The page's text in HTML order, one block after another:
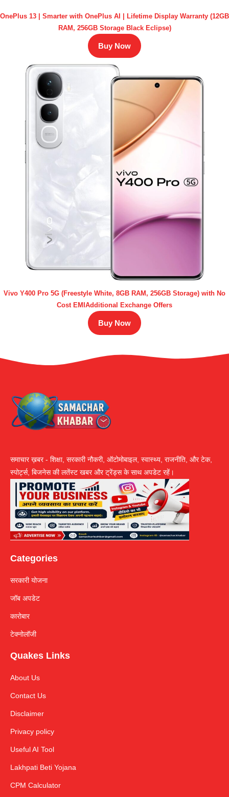
OnePlus 13 | Smarter with OnePlus AI | Lifetime Display Warranty (12GB
RAM, 256GB Storage Black Eclipse)
Buy Now
Vivo Y400 Pro 5G (Freestyle White, 8GB RAM, 256GB Storage) with No
Cost EMIAdditional Exchange Offers
Buy Now
समाचार ख़बर - शिक्षा, सरकारी नौकरी, ऑटोमोबाइल, स्वास्थ्य, राजनीति, और टेक,
स्पोर्ट्स, बिजनेस की लतेंस्ट खबर और ट्रेंड्स के साथ अपडेट रहें।
Categories
सरकारी योजना
जॉब अपडेट
कारोबार
टेक्नोलॉजी
Quakes Links
About Us
Contact Us
Disclaimer
Privacy policy
Useful AI Tool
Lakhpati Beti Yojana
CPM Calculator